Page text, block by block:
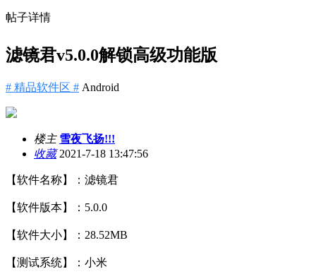
帖子详情
滤镜君v5.0.0解锁高级功能版
# 精品软件区 # Android
楼主 雪夜飞扬!!!
收藏2021-7-18 13:47:56
【软件名称】：滤镜君
【软件版本】：5.0.0
【软件大小】：28.52MB
【测试系统】：小米